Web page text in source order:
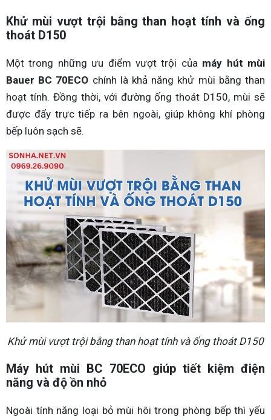
Khử mùi vượt trội bằng than hoạt tính và ống
thoát D150
Một trong những ưu điểm vượt trội của máy hút mùi
Bauer BC 70ECO chính là khả năng khử mùi bằng than
hoạt tính. Đồng thời, với đường ống thoát D150, mùi sẽ
được đẩy trực tiếp ra bên ngoài, giúp không khí phòng
bếp luôn sạch sẽ.
Khử mùi vượt trội bằng than hoạt tính và ống thoát D150
Máy hút mùi BC 70ECO giúp tiết kiệm điện
năng và độ ồn nhỏ
Ngoài tính năng loại bỏ mùi hôi trong phòng bếp thì yếu